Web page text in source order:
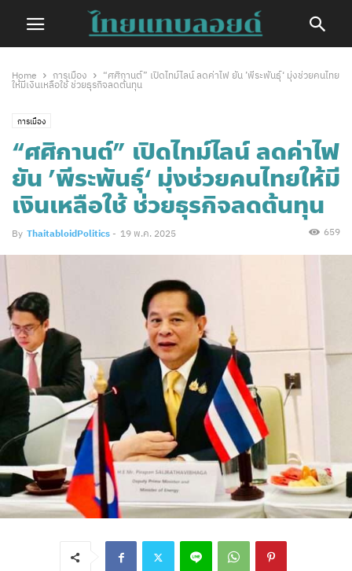
Home การเมือง
“ศศิกานต์” เปิดไทม์ไลน์ ลดค่าไฟ ยัน ’พีระพันธุ์‘ มุ่งช่วยคนไทย
ให้มีเงินเหลือใช้ ช่วยธุรกิจลดต้นทุน
การเมือง
“ศศิกานต์” เปิดไทม์ไลน์ ลดค่าไฟ
ยัน ’พีระพันธุ์‘ มุ่งช่วยคนไทยให้มี
เงินเหลือใช้ ช่วยธุรกิจลดต้นทุน
By ThaitabloidPolitics - 19 พ.ค. 2025 659